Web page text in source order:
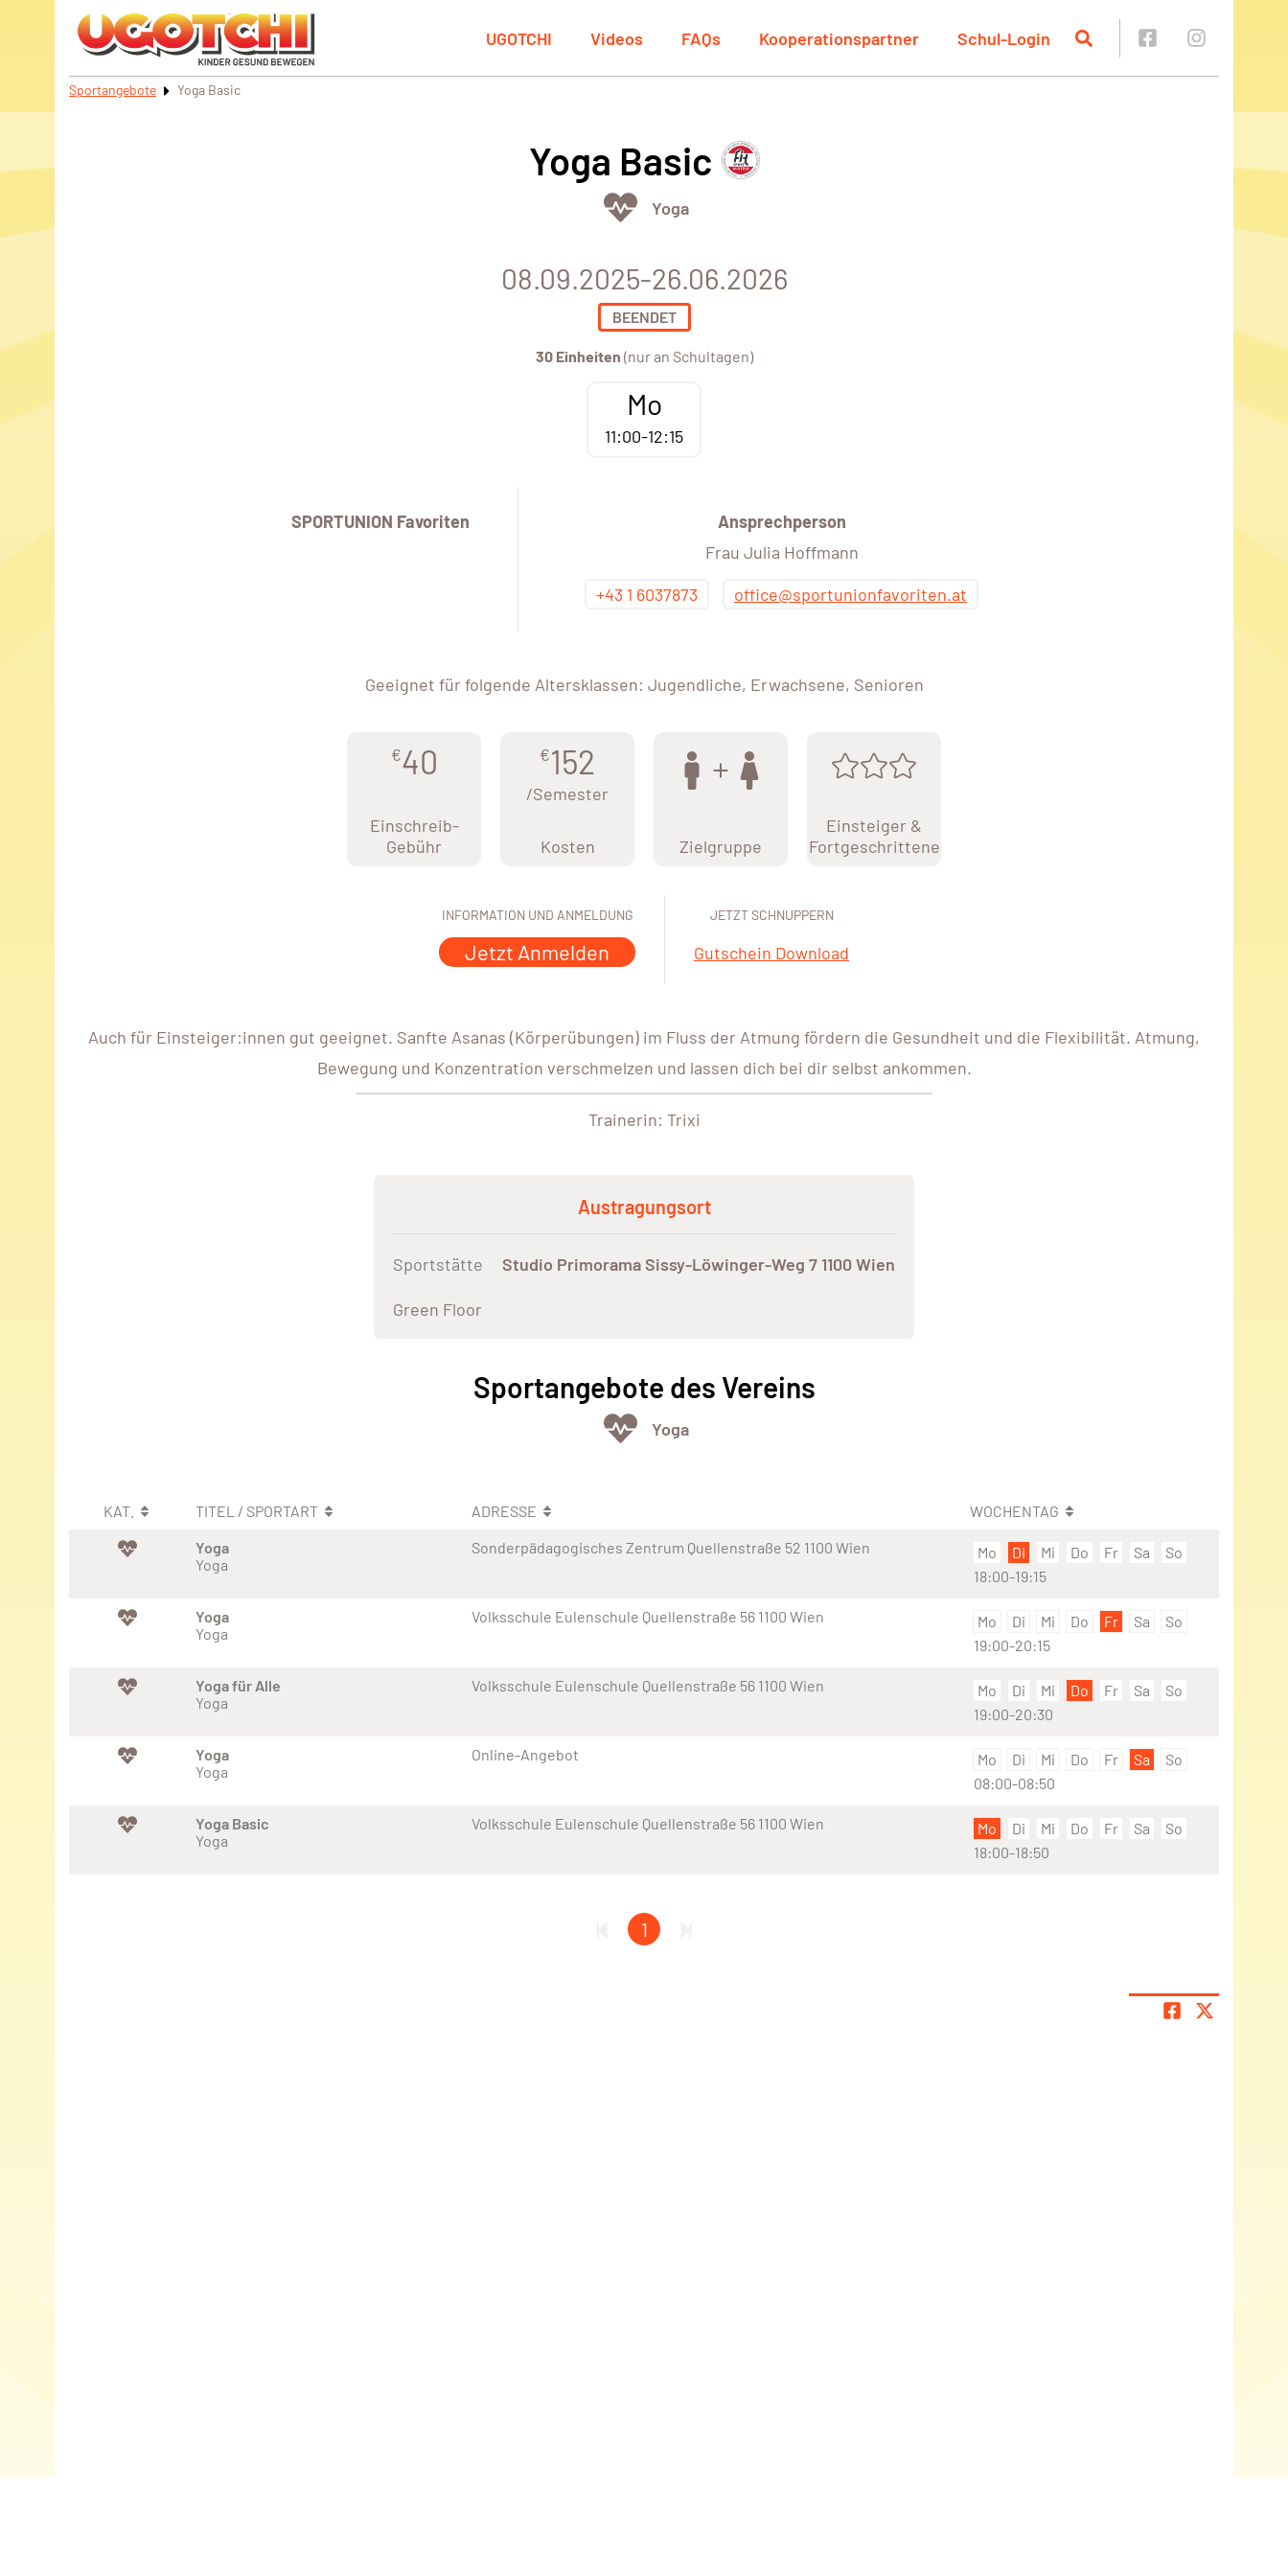
UGOTCHI Videos FAQs Kooperationspartner Schul-Login
Sportangebote Yoga Basic
Yoga Basic
Yoga
08.09.2025-26.06.2026
BEENDET
30 Einheiten (nur an Schultagen)
Mo
11:00-12:15
SPORTUNION Favoriten
Ansprechperson
Frau Julia Hoffmann
+43 1 6037873
office@sportunionfavoriten.at
Geeignet für folgende Altersklassen: Jugendliche, Erwachsene, Senioren
€40
Einschreib-
Gebühr
€152
/Semester
Kosten Zielgruppe
Einsteiger &
Fortgeschrittene
INFORMATION UND ANMELDUNG
Jetzt Anmelden
JETZT SCHNUPPERN
Gutschein Download
Auch für Einsteiger:innen gut geeignet. Sanfte Asanas (Körperübungen) im Fluss der Atmung fördern die Gesundheit und die Flexibilität. Atmung,
Bewegung und Konzentration verschmelzen und lassen dich bei dir selbst ankommen.
Trainerin: Trixi
Austragungsort
Sportstätte Studio Primorama Sissy-Löwinger-Weg 7 1100 Wien
Green Floor
Sportangebote des Vereins
Yoga
KAT. TITEL / SPORTART ADRESSE
WOCHENTAG
Yoga
Yoga
Sonderpädagogisches Zentrum Quellenstraße 52 1100 Wien Mo Di Mi Do Fr Sa
So
18:00-19:15
Yoga
Yoga
Volksschule Eulenschule Quellenstraße 56 1100 Wien Mo Di Mi Do Fr Sa
So
19:00-20:15
Yoga für Alle
Yoga
Volksschule Eulenschule Quellenstraße 56 1100 Wien Mo Di Mi Do Fr Sa
So
19:00-20:30
Yoga
Yoga
Online-Angebot Mo Di Mi Do Fr Sa
So
08:00-08:50
Yoga Basic
Yoga
Volksschule Eulenschule Quellenstraße 56 1100 Wien Mo Di Mi Do Fr Sa
So
18:00-18:50
1